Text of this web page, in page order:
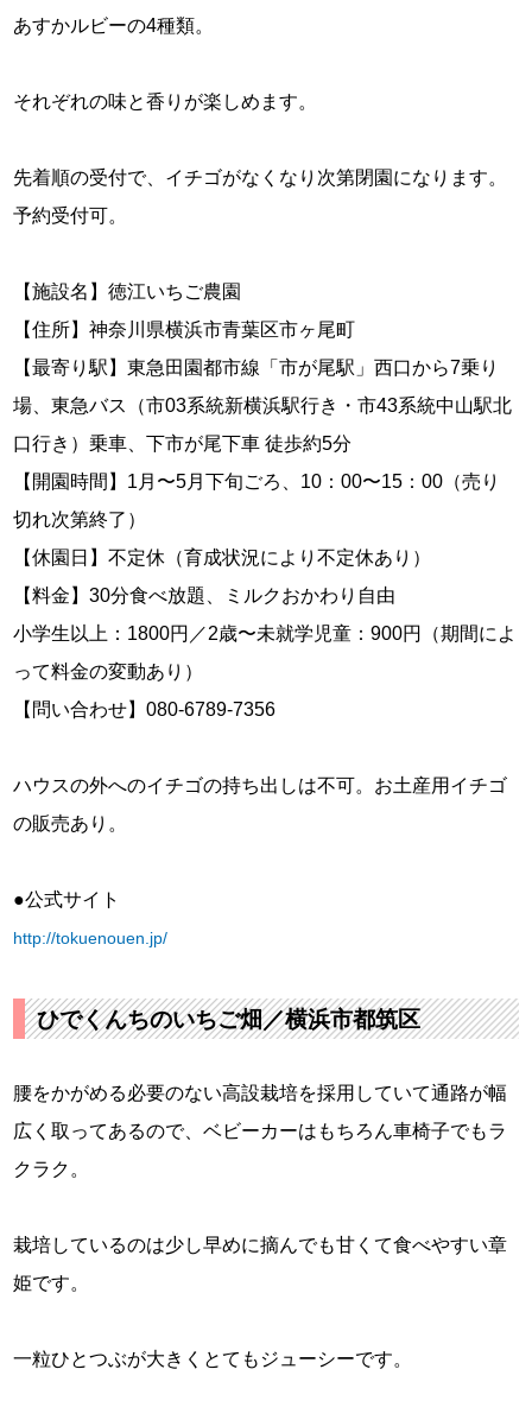
あすかルビーの4種類。
それぞれの味と香りが楽しめます。
先着順の受付で、イチゴがなくなり次第閉園になります。
予約受付可。
【施設名】徳江いちご農園
【住所】神奈川県横浜市青葉区市ヶ尾町
【最寄り駅】東急田園都市線「市が尾駅」西口から7乗り
場、東急バス（市03系統新横浜駅行き・市43系統中山駅北
口行き）乗車、下市が尾下車 徒歩約5分
【開園時間】1月〜5月下旬ごろ、10：00〜15：00（売り
切れ次第終了）
【休園日】不定休（育成状況により不定休あり）
【料金】30分食べ放題、ミルクおかわり自由
小学生以上：1800円／2歳〜未就学児童：900円（期間によ
って料金の変動あり）
【問い合わせ】080-6789-7356
ハウスの外へのイチゴの持ち出しは不可。お土産用イチゴ
の販売あり。
●公式サイト
http://tokuenouen.jp/
ひでくんちのいちご畑／横浜市都筑区
腰をかがめる必要のない高設栽培を採用していて通路が幅
広く取ってあるので、ベビーカーはもちろん車椅子でもラ
クラク。
栽培しているのは少し早めに摘んでも甘くて食べやすい章
姫です。
一粒ひとつぶが大きくとてもジューシーです。